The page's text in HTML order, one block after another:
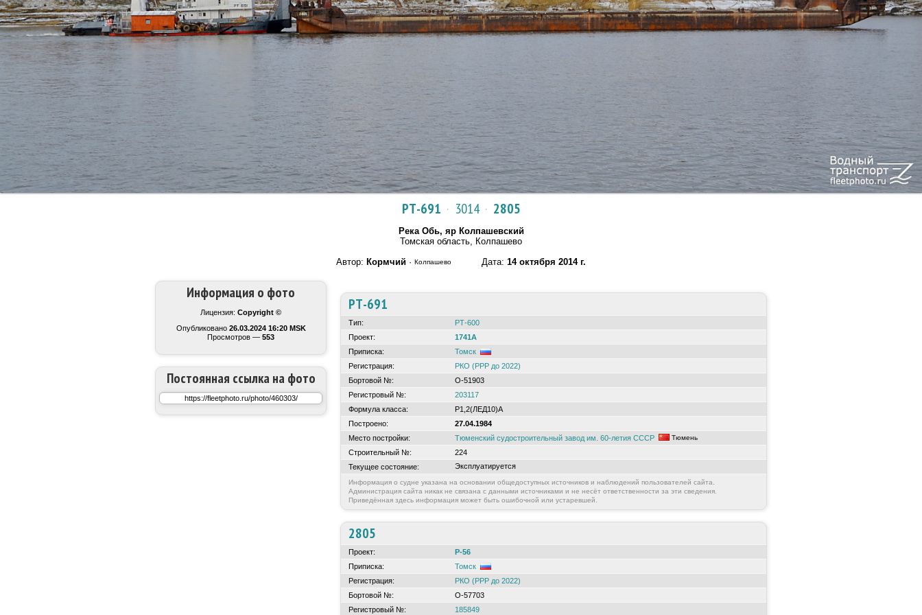
РТ-691 · 3014· 2805
Река Обь, яр Колпашевский
Томская область, Колпашево
Автор: Кормчий · Колпашево Дата: 14 октября 2014 г.
Информация о фото
Лицензия: Copyright ©
Опубликовано 26.03.2024 16:20 MSK
Просмотров — 553
Постоянная ссылка на фото
РТ-691
Тип:
РТ-600
Проект:
1741А
Приписка:
Томск
Регистрация:
РКО (РРР до 2022)
Бортовой №:
О-51903
Регистровый №:
203117
Формула класса:
Р1,2(ЛЕД10)А
Построено:
27.04.1984
Место постройки:
Тюменский судостроительный завод им. 60-летия СССР Тюмень
Строительный №:
224
Текущее состояние:
Эксплуатируется
Информация о судне указана на основании общедоступных источников и наблюдений пользователей сайта.
Администрация сайта никак не связана с данными источниками и не несёт ответственности за эти сведения.
Приведённая здесь информация может быть ошибочной или устаревшей.
2805
Проект:
Р-56
Приписка:
Томск
Регистрация:
РКО (РРР до 2022)
Бортовой №:
О-57703
Регистровый №:
185849